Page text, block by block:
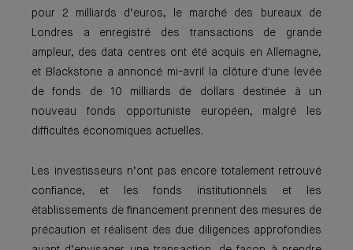
pour 2 milliards d’euros, le marché des bureaux de
Londres a enregistré des transactions de grande
ampleur, des data centres ont été acquis en Allemagne,
et Blackstone a annoncé mi-avril la clôture d'une levée
de fonds de 10 milliards de dollars destinée à un
nouveau fonds opportuniste européen, malgré les
difficultés économiques actuelles.
Les investisseurs n’ont pas encore totalement retrouvé
confiance, et les fonds institutionnels et les
établissements de financement prennent des mesures de
précaution et réalisent des due diligences approfondies